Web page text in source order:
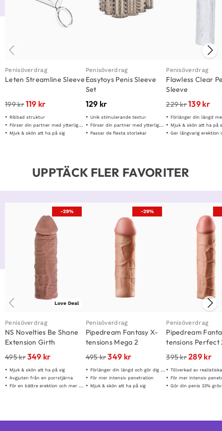
Penisöverdrag
Leten Streamline Sleeve
199kr119 kr
Ribbad struktur
Förser din partner med ytterligare stimulans
Mjuk & skön att ha på sig
Penisöverdrag
Easytoys Penis Sleeve
Set
129 kr
Unik stimulerande textur
Förser din partner med ytterligare stimulans
Passar de flesta storlekar
Penisöverdrag
Flawless Clear
Sleeve
229kr139 kr
Förlänger din längd
Mjuk & skön att ha på
Ger långvarig erektion och
UPPTÄCK FLER FAVORITER
-29%
Love Deal
Penisöverdrag
NS Novelties Be Shane
Extension Girth
Enhancer
495kr349 kr
Mjuk & skön att ha på sig
Avgjuten från en porrstjärna
För en bättre erektion och mer volym
-29%
Penisöverdrag
Pipedream Fantasy X-
tensions Mega 2
Extension
495kr349 kr
Förlänger din längd och gör dig 66% grövre
För mer intensiv penetration
Mjuk & skön att ha på sig
Penisöverdrag
Pipedream
tensions Perfect
Extension
395kr289 kr
Tillverkad av realistiska
För mer intensiv
Gör din penis 33%